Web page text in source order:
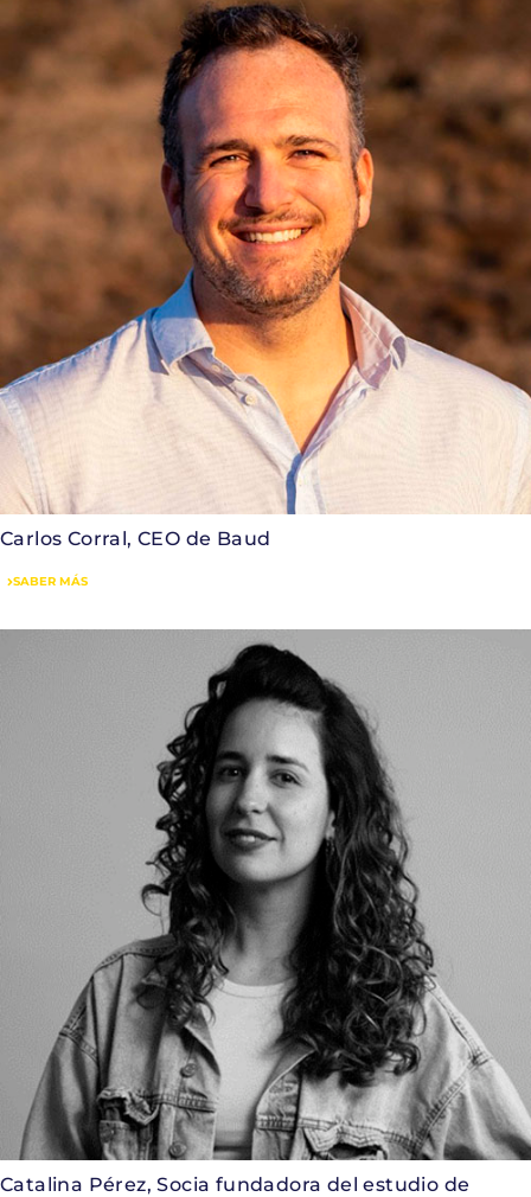
Carlos Corral, CEO de Baud
SABER MÁS
Catalina Pérez, Socia fundadora del estudio de